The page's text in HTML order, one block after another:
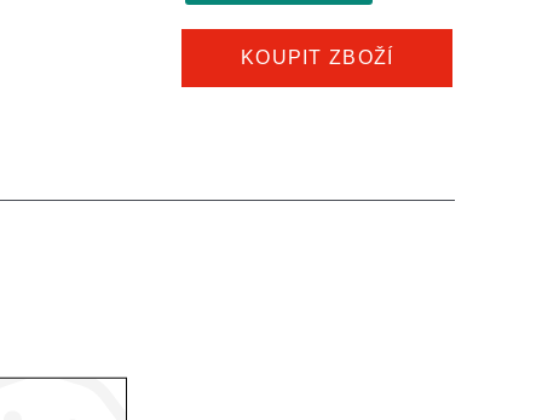
KOUPIT ZBOŽÍ